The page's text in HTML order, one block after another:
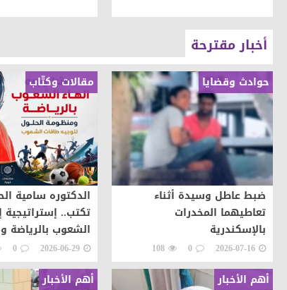
أخبار مقترحة
حوادث وقضايا
ضبط عاطل وسيدة أثناء
تعاطيهما المخدرات
بالإسكندرية
2026-07-16
0
108
مقالات وكتّاب
الدكتوره سامية
تكتب.. إستراتيجية
الشعوب بالرياضة
الحلول لتوجيه
نحو التطور والابداع
2026-06-29
0
أهم الأخبار أهم الأخبار